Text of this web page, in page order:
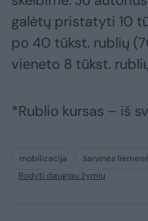
galėtų pristatyti 10
po 40 tūkst. rublių
vieneto 8 tūkst.
*Rublio kursas – iš
mobilizacija šarvinės
Rodyti daugiau žymių